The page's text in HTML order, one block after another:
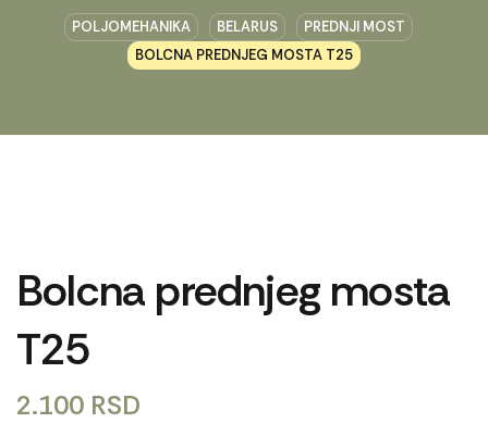
POLJOMEHANIKA BELARUS
PREDNJI MOST
BOLCNA PREDNJEG MOSTA T25
Bolcna prednjeg mosta
T25
2.100 RSD